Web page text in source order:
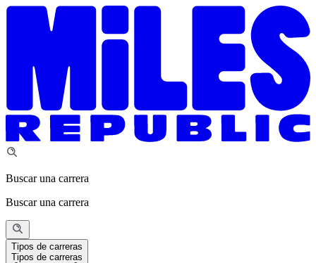
Buscar una carrera
Buscar una carrera
Tipos de carreras
Tipos de carreras